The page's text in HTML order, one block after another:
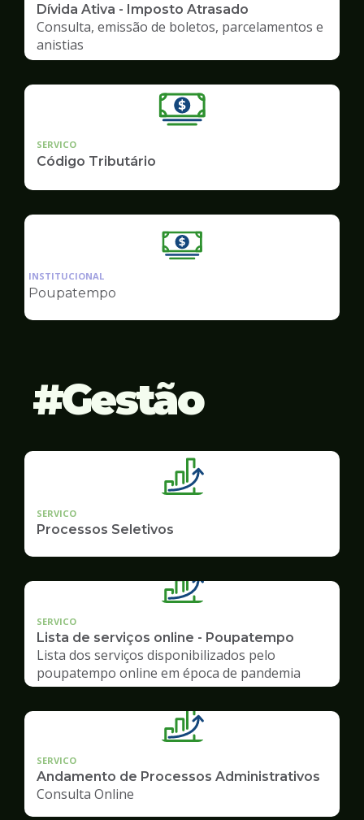
Dívida Ativa - Imposto Atrasado
Consulta, emissão de boletos, parcelamentos e
anistias
SERVICO
Código Tributário
Ilustração
Finanças
INSTITUCIONAL
Poupatempo
Gestão
SERVICO
Processos Seletivos
SERVICO
Lista de serviços online - Poupatempo
Lista dos serviços disponibilizados pelo
poupatempo online em época de pandemia
SERVICO
Andamento de Processos Administrativos
Consulta Online